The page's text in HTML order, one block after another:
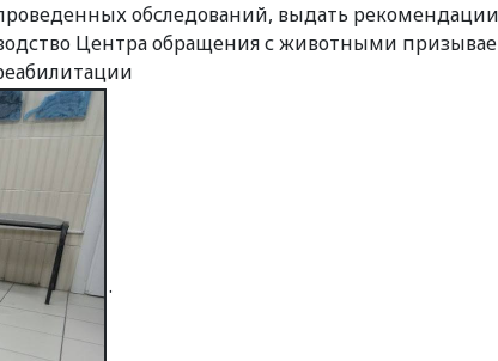
обследований, выдать рекомендации
Центра обращения с животными
.